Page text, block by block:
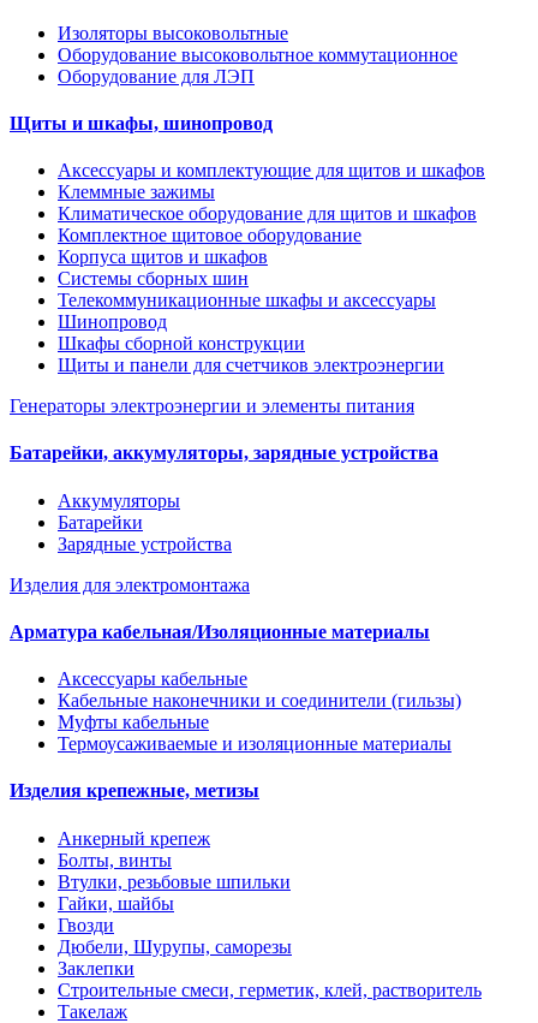
Изоляторы высоковольтные
Оборудование высоковольтное коммутационное
Оборудование для ЛЭП
Щиты и шкафы, шинопровод
Аксессуары и комплектующие для щитов и шкафов
Клеммные зажимы
Климатическое оборудование для щитов и шкафов
Комплектное щитовое оборудование
Корпуса щитов и шкафов
Системы сборных шин
Телекоммуникационные шкафы и аксессуары
Шинопровод
Шкафы сборной конструкции
Щиты и панели для счетчиков электроэнергии
Генераторы электроэнергии и элементы питания
Батарейки, аккумуляторы, зарядные устройства
Аккумуляторы
Батарейки
Зарядные устройства
Изделия для электромонтажа
Арматура кабельная/Изоляционные материалы
Аксессуары кабельные
Кабельные наконечники и соединители (гильзы)
Муфты кабельные
Термоусаживаемые и изоляционные материалы
Изделия крепежные, метизы
Анкерный крепеж
Болты, винты
Втулки, резьбовые шпильки
Гайки, шайбы
Гвозди
Дюбели, Шурупы, саморезы
Заклепки
Строительные смеси, герметик, клей, растворитель
Такелаж